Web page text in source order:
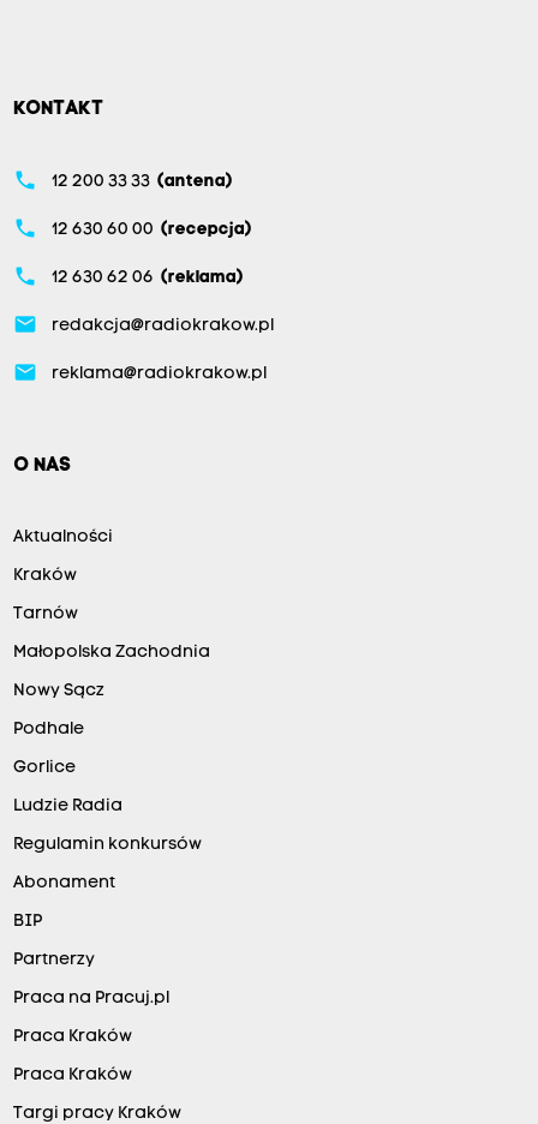
KONTAKT
phone 12 200 33 33 (antena)
phone 12 630 60 00 (recepcja)
phone 12 630 62 06 (reklama)
email redakcja@radiokrakow.pl
email reklama@radiokrakow.pl
O NAS
Aktualności
Kraków
Tarnów
Małopolska Zachodnia
Nowy Sącz
Podhale
Gorlice
Ludzie Radia
Regulamin konkursów
Abonament
BIP
Partnerzy
Praca na Pracuj.pl
Praca Kraków
Praca Kraków
Targi pracy Kraków